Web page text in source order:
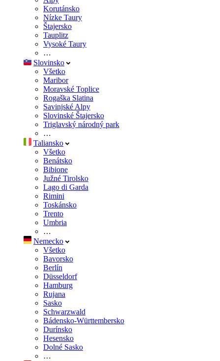
Korutánsko
Nízke Taury
Štajersko
Tauplitz
Vysoké Taury
…
Slovinsko
Všetko
Maribor
Moravské Toplice
Rogaška Slatina
Savinjské Alpy
Slovinské Štajersko
Triglavský národný park
…
Taliansko
Všetko
Benátsko
Bibione
Južné Tirolsko
Lago di Garda
Rimini
Toskánsko
Trento
Umbria
…
Nemecko
Všetko
Bavorsko
Berlín
Düsseldorf
Hamburg
Rujana
Sasko
Schwarzwald
Bádensko-Württembersko
Durínsko
Hesensko
Dolné Sasko
…